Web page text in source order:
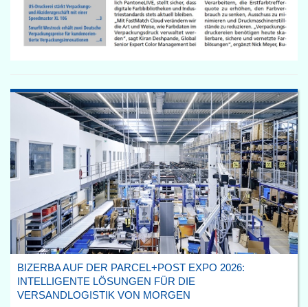
BIZERBA AUF DER PARCEL+POST EXPO 2026:
INTELLIGENTE LÖSUNGEN FÜR DIE
VERSANDLOGISTIK VON MORGEN